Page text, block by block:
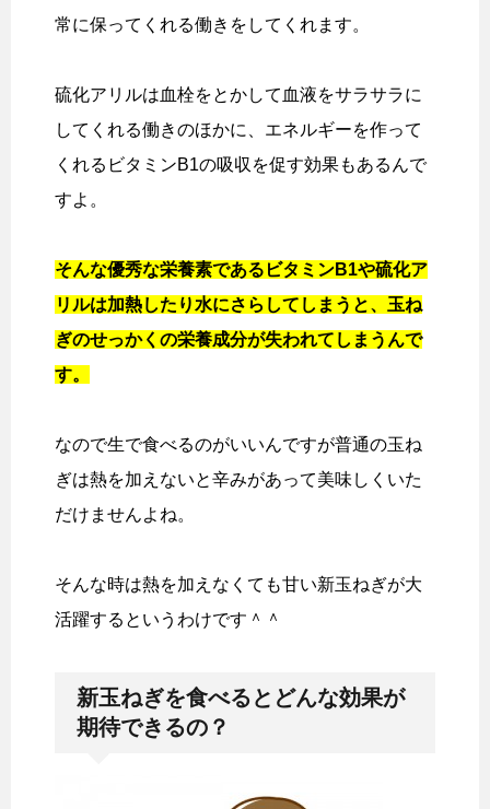
常に保ってくれる働きをしてくれます。
硫化アリルは血栓をとかして血液をサラサラに
してくれる働きのほかに、エネルギーを作って
くれるビタミンB1の吸収を促す効果もあるんで
すよ。
そんな優秀な栄養素であるビタミンB1や硫化ア
リルは加熱したり水にさらしてしまうと、玉ね
ぎのせっかくの栄養成分が失われてしまうんで
す。
なので生で食べるのがいいんですが普通の玉ね
ぎは熱を加えないと辛みがあって美味しくいた
だけませんよね。
そんな時は熱を加えなくても甘い新玉ねぎが大
活躍するというわけです＾＾
新玉ねぎを食べるとどんな効果が
期待できるの？